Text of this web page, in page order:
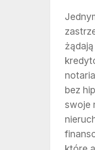
bez
swoje